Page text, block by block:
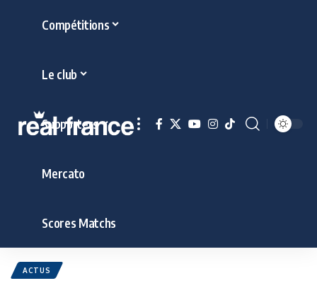
Compétitions
Le club
Supporters
Mercato
Scores Matchs
ACTUS